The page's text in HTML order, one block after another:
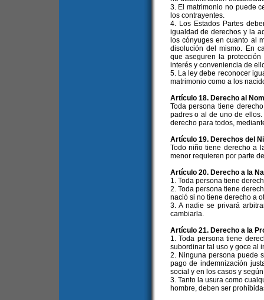
3. El matrimonio no puede
los contrayentes.
4. Los Estados Partes
igualdad de derechos y la
los cónyuges en cuanto al
disolución del mismo. En
que aseguren la
interés y conveniencia de
5. La ley debe reconocer
matrimonio como a los
Artículo 18. Derecho al
Toda persona tiene
padres o al de uno de
derecho para todos,
Artículo 19. Derechos del
Todo niño tiene derecho a
menor requieren por parte
Artículo 20. Derecho a la
1. Toda persona tiene
2. Toda persona tiene
nació si no tiene derecho a
3. A nadie se privará
cambiarla.
Artículo 21. Derecho a la
1. Toda persona tiene
subordinar tal uso y goce al
2. Ninguna persona puede
pago de indemnización
social y en los casos y
3. Tanto la usura como
hombre, deben ser